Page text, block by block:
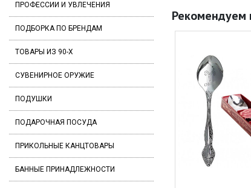
ПРОФЕССИИ И УВЛЕЧЕНИЯ
ПОДБОРКА ПО БРЕНДАМ
ТОВАРЫ ИЗ 90-Х
СУВЕНИРНОЕ ОРУЖИЕ
ПОДУШКИ
ПОДАРОЧНАЯ ПОСУДА
ПРИКОЛЬНЫЕ КАНЦТОВАРЫ
БАННЫЕ ПРИНАДЛЕЖНОСТИ
Рекомендуем